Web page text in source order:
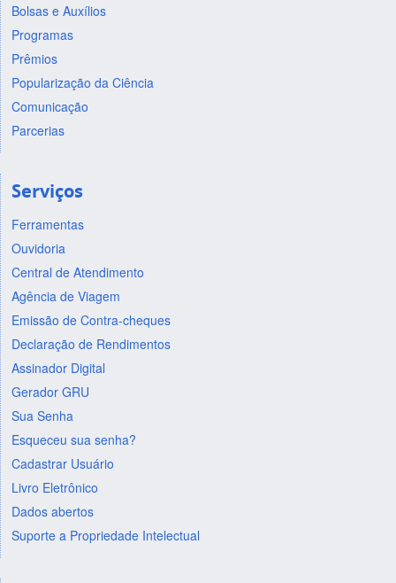
Bolsas e Auxílios
Programas
Prêmios
Popularização da Ciência
Comunicação
Parcerias
Serviços
Ferramentas
Ouvidoria
Central de Atendimento
Agência de Viagem
Emissão de Contra-cheques
Declaração de Rendimentos
Assinador Digital
Gerador GRU
Sua Senha
Esqueceu sua senha?
Cadastrar Usuário
Livro Eletrônico
Dados abertos
Suporte a Propriedade Intelectual